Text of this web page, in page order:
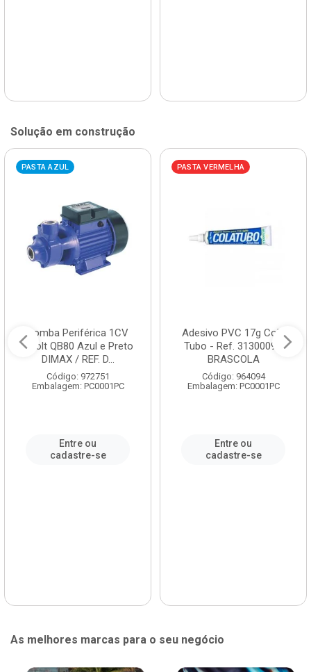
Solução em construção
PASTA AZUL
Bomba Periférica 1CV
Bivolt QB80 Azul e Preto
DIMAX / REF. D...
Código: 972751
Embalagem: PC0001PC
Entre ou
cadastre-se
PASTA VERMELHA
Adesivo PVC 17g Cola
Tubo - Ref. 3130009 -
BRASCOLA
Código: 964094
Embalagem: PC0001PC
Entre ou
cadastre-se
As melhores marcas para o seu negócio